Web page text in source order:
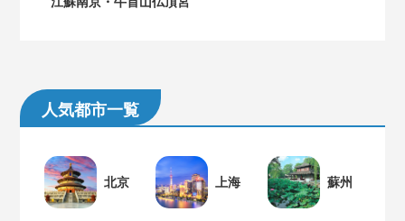
人気都市一覧
北京 上海 蘇州